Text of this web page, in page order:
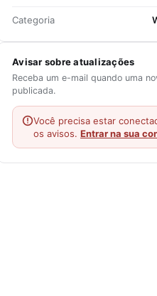
Categoria
Avisar sobre atualizações
Receba um e-mail quando uma
publicada.
Você precisa estar
os avisos. Entrar na sua